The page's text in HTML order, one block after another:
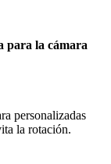
para la cámara
personalizadas
la rotación.